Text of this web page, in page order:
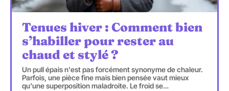
Tenues hiver : Comment bien
s’habiller pour rester au
chaud et stylé ?
Un pull épais n'est pas forcément synonyme de chaleur.
Parfois, une pièce fine mais bien pensée vaut mieux
qu'une superposition maladroite. Le froid se…